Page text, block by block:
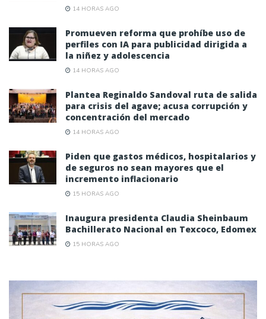
14 HORAS AGO
Promueven reforma que prohíbe uso de
perfiles con IA para publicidad dirigida a
la niñez y adolescencia
14 HORAS AGO
Plantea Reginaldo Sandoval ruta de salida
para crisis del agave; acusa corrupción y
concentración del mercado
14 HORAS AGO
Piden que gastos médicos, hospitalarios y
de seguros no sean mayores que el
incremento inflacionario
15 HORAS AGO
Inaugura presidenta Claudia Sheinbaum
Bachillerato Nacional en Texcoco, Edomex
15 HORAS AGO